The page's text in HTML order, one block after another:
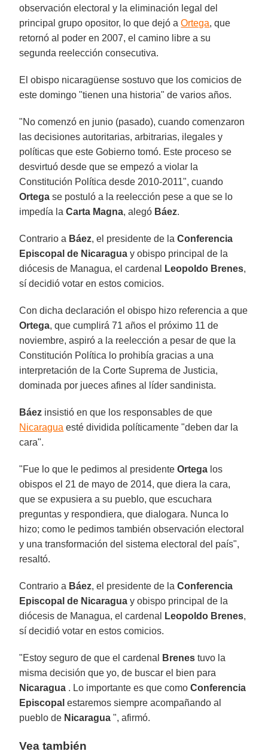
observación electoral y la eliminación legal del
principal grupo opositor, lo que dejó aOrtega, que
retornó al poder en 2007, el camino libre a su
segunda reelección consecutiva.
El obispo nicaragüense sostuvo que los comicios de
este domingo "tienen una historia" de varios años.
"No comenzó en junio (pasado), cuando comenzaron
las decisiones autoritarias, arbitrarias, ilegales y
políticas que este Gobierno tomó. Este proceso se
desvirtuó desde que se empezó a violar la
Constitución Política desde 2010-2011", cuando
Ortega se postuló a la reelección pese a que se lo
impedía laCarta Magna, alegó Báez.
Contrario a Báez, el presidente de laConferencia
Episcopal de Nicaragua y obispo principal de la
diócesis de Managua, el cardenal
Leopoldo Brenes,
sí decidió votar en estos comicios.
Con dicha declaración el obispo hizo referencia a que
Ortega, que cumplirá 71 años el próximo 11 de
noviembre, aspiró a la reelección a pesar de que la
Constitución Política lo prohibía gracias a una
interpretación de la Corte Suprema de Justicia,
dominada por jueces afines al líder sandinista.
Báez insistió en que los responsables de que
Nicaragua esté dividida políticamente "deben dar la
cara".
"Fue lo que le pedimos al presidenteOrtega los
obispos el 21 de mayo de 2014, que diera la cara,
que se expusiera a su pueblo, que escuchara
preguntas y respondiera, que dialogara. Nunca lo
hizo; como le pedimos también observación electoral
y una transformación del sistema electoral del país",
resaltó.
Contrario a Báez, el presidente de laConferencia
Episcopal de Nicaragua y obispo principal de la
diócesis de Managua, el cardenal
Leopoldo Brenes,
sí decidió votar en estos comicios.
"Estoy seguro de que el cardenal Brenes tuvo la
misma decisión que yo, de buscar el bien para
Nicaragua . Lo importante es que comoConferencia
Episcopal estaremos siempre acompañando al
pueblo de Nicaragua ", afirmó.
Vea también